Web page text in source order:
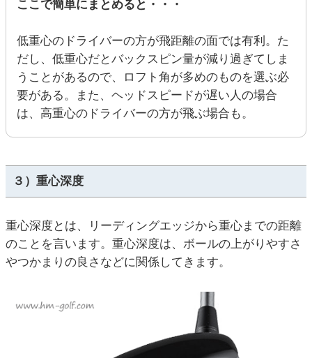
ここで簡単にまとめると・・・
低重心のドライバーの方が飛距離の面では有利。た
だし、低重心だとバックスピン量が減り過ぎてしま
うことがあるので、ロフト角が多めのものを選ぶ必
要がある。また、ヘッドスピードが遅い人の場合
は、高重心のドライバーの方が飛ぶ場合も。
３）重心深度
重心深度とは、リーディングエッジから重心までの距離
のことを言います。重心深度は、ボールの上がりやすさ
やつかまりの良さなどに関係してきます。